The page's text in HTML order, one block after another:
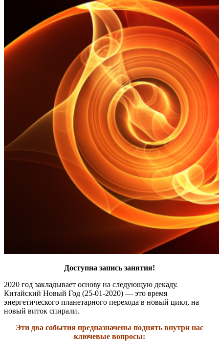
Доступна запись занятия!
2020 год закладывает основу на следующую декаду.
Китайский Новый Год (25-01-2020) — это время
энергетического планетарного перехода в новый цикл, на
новый виток спирали.
Эти два события предназначены поднять внутри нас
ключевые вопросы: